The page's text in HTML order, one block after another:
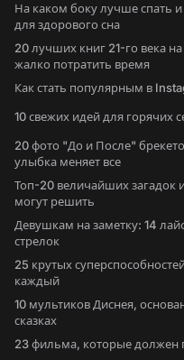
На каком боку лучше спать
для здорового сна
20 лучших книг 21-го века
жалко потратить время
Как стать популярным в
10 свежих идей для горячих
20 фото "До и После"
улыбка меняет все
Топ-20 величайших загадок
могут решить
Девушкам на заметку: 14
стрелок
25 крутых
каждый
10 мультиков Диснея,
сказках
23 фильма, которые должен